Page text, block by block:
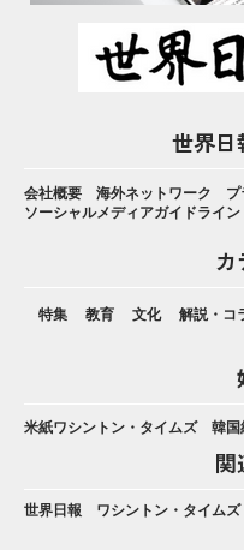
世界日
会社概要 海外ネットワーク
ソーシャルメディアガイドライン
カ
特集 教育 文化 解説・コ
米紙ワシントン・タイムズ 韓国
関
世界日報 ワシントン・タイム